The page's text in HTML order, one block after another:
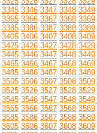
3345 3346 3347 3348 3349
3365 3366 3367 3368 3369
3385 3386 3387 3388 3389
3405 3406 3407 3408 3409
3425 3426 3427 3428 3429
3445 3446 3447 3448 3449
3465 3466 3467 3468 3469
3485 3486 3487 3488 3489
3505 3506 3507 3508 3509
3525 3526 3527 3528 3529
3545 3546 3547 3548 3549
3565 3566 3567 3568 3569
3585 3586 3587 3588 3589
3605 3606 3607 3608 3609